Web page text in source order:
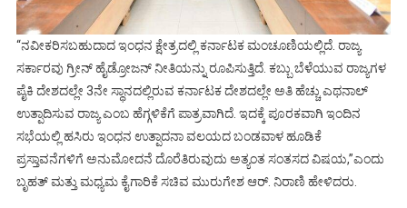
“ನವೀಕರಿಸಬಹುದಾದ ಇಂಧನ ಕ್ಷೇತ್ರದಲ್ಲಿ ಕರ್ನಾಟಕ ಮಂಚೂಣಿಯಲ್ಲಿದೆ. ರಾಜ್ಯ
ಸರ್ಕಾರವು ಗ್ರೀನ್ ಹೈಡ್ರೋಜನ್ ನೀತಿಯನ್ನು ರೂಪಿಸುತ್ತಿದೆ. ಕಬ್ಬು ಬೆಳೆಯುವ ರಾಜ್ಯಗಳ
ಪೈಕಿ ದೇಶದಲ್ಲೇ 3ನೇ ಸ್ಥಾನದಲ್ಲಿರುವ ಕರ್ನಾಟಕ ದೇಶದಲ್ಲೇ ಅತಿ ಹೆಚ್ಚು ಎಥನಾಲ್
ಉತ್ಪಾದಿಸುವ ರಾಜ್ಯ‌ ಎಂಬ ಹೆಗ್ಗಳಿಕೆಗೆ ಪಾತ್ರವಾಗಿದೆ. ಇದಕ್ಕೆ ಪೂರಕವಾಗಿ ಇಂದಿನ
ಸಭೆಯಲ್ಲಿ ಹಸಿರು ಇಂಧನ ಉತ್ಪಾದನಾ ವಲಯದ ಬಂಡವಾಳ ಹೂಡಿಕೆ
ಪ್ರಸ್ತಾವನೆಗಳಿಗೆ ಅನುಮೋದನೆ ದೊರೆತಿರುವುದು ಅತ್ಯಂತ ಸಂತಸದ ವಿಷಯ,”ಎಂದು
ಬೃಹತ್‌ ಮತ್ತು ಮಧ್ಯಮ ಕೈಗಾರಿಕೆ ಸಚಿವ ಮುರುಗೇಶ ಆರ್‌. ನಿರಾಣಿ ಹೇಳಿದರು.